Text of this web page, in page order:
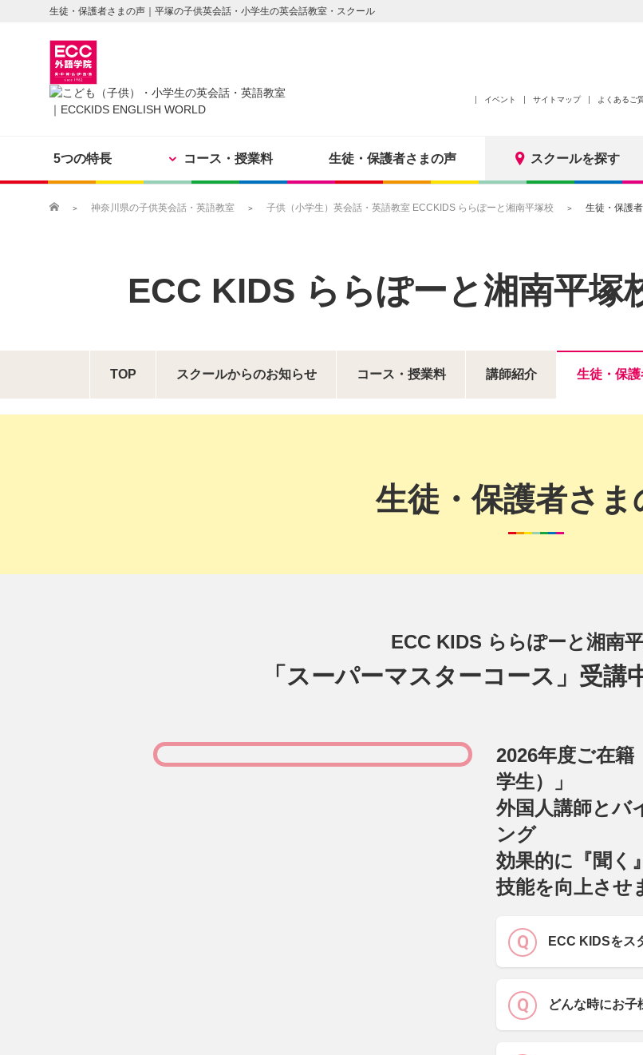
生徒・保護者さまの声｜平塚の子供英会話・小学生の英会話教室・スクール
イベント サイトマップ よくあるご
5つの特長 コース・授業料 生徒・保護者さまの声 スクールを探す
神奈川県の子供英会話・英語教室 子供（小学生）英会話・英語教室 ECCKIDS ららぽーと湘南平塚校 生徒・保護
ECC KIDS ららぽーと湘南平塚
TOP スクールからのお知らせ コース・授業料 講師紹介 生徒・保
生徒・保護者さま
ECC KIDS ららぽーと湘南
「スーパーマスターコース」受講
2026年度ご在
学生）」
外国人講師とバ
ング
効果的に『聞く
技能を向上させ
ECC KIDSをス
どんな時にお子